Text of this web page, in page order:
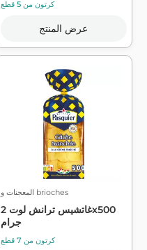
كرتون من 5 قطع
عرض المنتج
المعجنات و brioches
غاتشيس ترانش لوت 2x500
جرام
كرتون من 7 قطع